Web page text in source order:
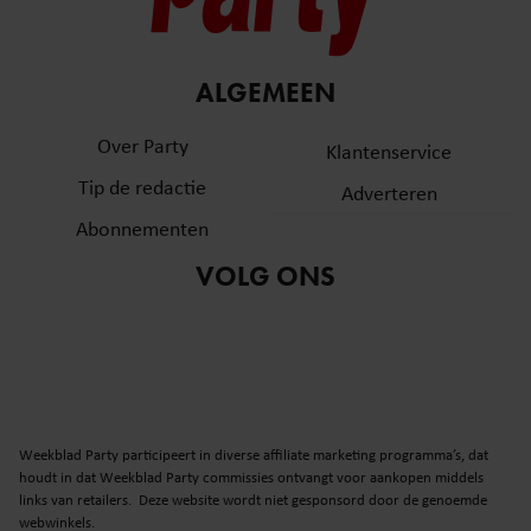
ALGEMEEN
Over Party
Tip de redactie
Abonnementen
Klantenservice
Adverteren
VOLG ONS
Weekblad Party participeert in diverse affiliate marketing programma’s, dat
houdt in dat Weekblad Party commissies ontvangt voor aankopen middels
links van retailers. Deze website wordt niet gesponsord door de genoemde
webwinkels.